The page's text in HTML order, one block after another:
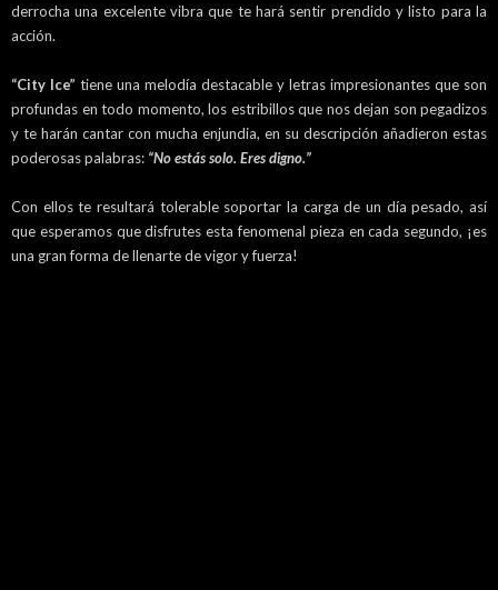
derrocha una excelente vibra que te hará sentir prendido y listo para la
acción.
“City Ice” tiene una melodía destacable y letras impresionantes que son
profundas en todo momento, los estribillos que nos dejan son pegadizos
y te harán cantar con mucha enjundia, en su descripción añadieron estas
poderosas palabras: “No estás solo. Eres digno.”
Con ellos te resultará tolerable soportar la carga de un día pesado, así
que esperamos que disfrutes esta fenomenal pieza en cada segundo, ¡es
una gran forma de llenarte de vigor y fuerza!